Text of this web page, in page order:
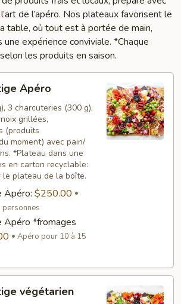
de l’apéro. Nos plateaux favorisent le
table, où tout est à portée de main,
expérience conviviale. *Chaque
les produits en saison.
Apéro
3 charcuteries (300 g),
grillées,
(produits
moment) avec pain/
*Plateau dans une
en carton recyclable:
le plateau de la boîte.
Apéro: $250.00
Apéro *fromages
Apéro pour 10 à 15
végétarien